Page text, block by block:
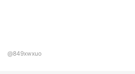
@849xwxuo